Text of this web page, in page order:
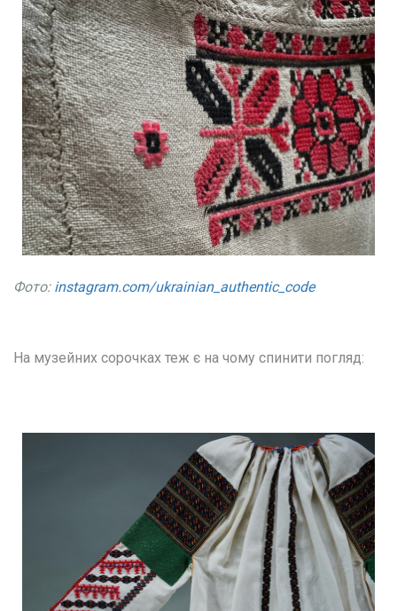
Фото: instagram.com/ukrainian_authentic_code
На музейних сорочках теж є на чому спинити погляд: